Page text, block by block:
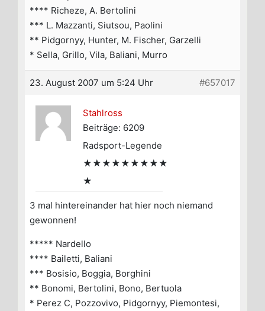
**** Richeze, A. Bertolini
*** L. Mazzanti, Siutsou, Paolini
** Pidgornyy, Hunter, M. Fischer, Garzelli
* Sella, Grillo, Vila, Baliani, Murro
23. August 2007 um 5:24 Uhr #657017
Stahlross
Beiträge: 6209
Radsport-Legende
★★★★★★★★★
★
3 mal hintereinander hat hier noch niemand
gewonnen!
***** Nardello
**** Bailetti, Baliani
*** Bosisio, Boggia, Borghini
** Bonomi, Bertolini, Bono, Bertuola
* Perez C, Pozzovivo, Pidgornyy, Piemontesi,